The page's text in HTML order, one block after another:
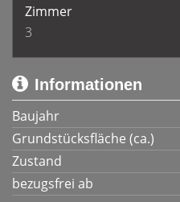
Zimmer
3
Informationen
Baujahr
Grundstücksfläche (ca.)
Zustand
bezugsfrei ab